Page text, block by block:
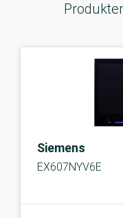
Siemens
EX607NYV6E